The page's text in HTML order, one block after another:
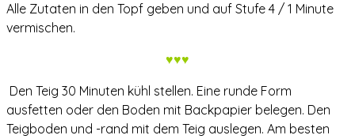
Alle Zutaten in den Topf geben und auf Stufe 4 / 1 Minute
vermischen.
♥♥♥
Den Teig 30 Minuten kühl stellen. Eine runde Form
ausfetten oder den Boden mit Backpapier belegen. Den
Teigboden und -rand mit dem Teig auslegen. Am besten